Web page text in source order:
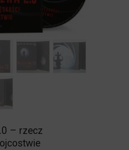
– rzecz